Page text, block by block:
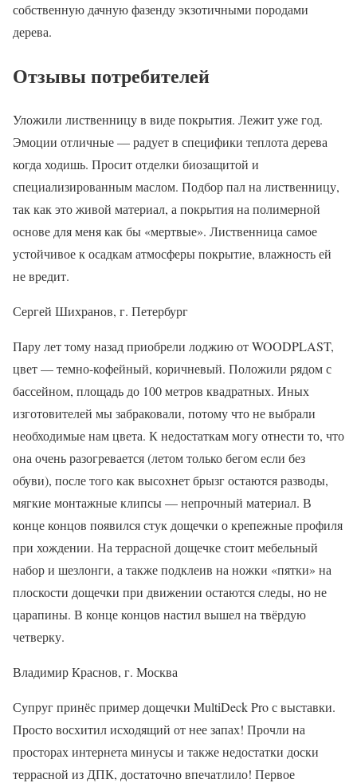
собственную дачную фазенду экзотичными породами
дерева.
Отзывы потребителей
Уложили лиственницу в виде покрытия. Лежит уже год.
Эмоции отличные — радует в специфики теплота дерева
когда ходишь. Просит отделки биозащитой и
специализированным маслом. Подбор пал на лиственницу,
так как это живой материал, а покрытия на полимерной
основе для меня как бы «мертвые». Лиственница самое
устойчивое к осадкам атмосферы покрытие, влажность ей
не вредит.
Сергей Шихранов, г. Петербург
Пару лет тому назад приобрели лоджию от WOODPLAST,
цвет — темно-кофейный, коричневый. Положили рядом с
бассейном, площадь до 100 метров квадратных. Иных
изготовителей мы забраковали, потому что не выбрали
необходимые нам цвета. К недостаткам могу отнести то, что
она очень разогревается (летом только бегом если без
обуви), после того как высохнет брызг остаются разводы,
мягкие монтажные клипсы — непрочный материал. В
конце концов появился стук дощечки о крепежные профиля
при хождении. На террасной дощечке стоит мебельный
набор и шезлонги, а также подклеив на ножки «пятки» на
плоскости дощечки при движении остаются следы, но не
царапины. В конце концов настил вышел на твёрдую
четверку.
Владимир Краснов, г. Москва
Супруг принёс пример дощечки MultiDeck Pro с выставки.
Просто восхитил исходящий от нее запах! Прочли на
просторах интернета минусы и также недостатки доски
террасной из ДПК, достаточно впечатлило! Первое